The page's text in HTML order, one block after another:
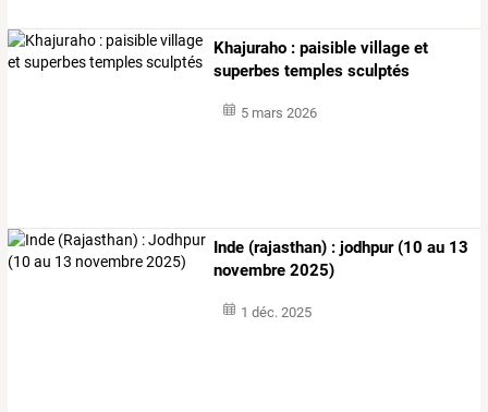
Khajuraho : paisible village et
superbes temples sculptés
5 mars 2026
Inde (rajasthan) : jodhpur (10 au 13
novembre 2025)
1 déc. 2025